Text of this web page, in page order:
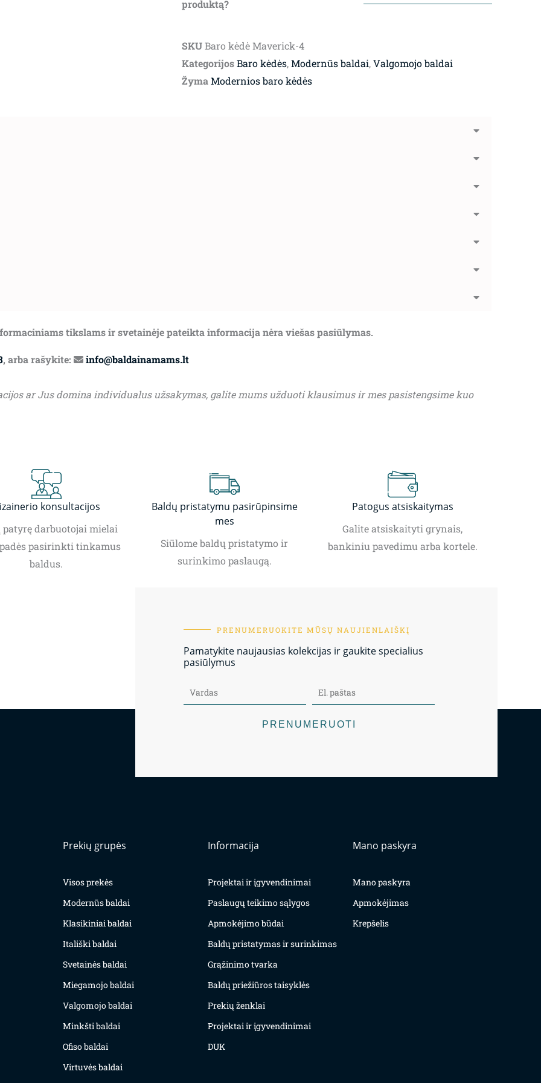
produktą?
SKUBaro kėdė Maverick-4
KategorijosBaro kėdės,Modernūs baldai,Valgomojo baldai
ŽymaModernios baro kėdės
tikslams ir svetainėje pateikta informacija nėra viešas pasiūlymas.
, arba rašykite: info@baldainamams.lt
ar Jus domina individualus užsakymas, galite mums užduoti klausimus ir mes pasistengsime kuo
konsultacijos
patyrę darbuotojai mielai
pasirinkti tinkamus
baldus.
Baldų pristatymu pasirūpinsime
mes
Siūlome baldų pristatymo ir
surinkimo paslaugą.
Patogus atsiskaitymas
Galite atsiskaityti grynais,
bankiniu pavedimu arba kortele.
PRENUMERUOKITE MŪSŲ NAUJIENLAIŠKĮ
Pamatykite naujausias kolekcijas ir gaukite specialius
pasiūlymus
PRENUMERUOTI
Prekių grupės
Visos prekės
Modernūs baldai
Klasikiniai baldai
Itališki baldai
Svetainės baldai
Miegamojo baldai
Valgomojo baldai
Minkšti baldai
Ofiso baldai
Virtuvės baldai
Informacija
Projektai ir įgyvendinimai
Paslaugų teikimo sąlygos
Apmokėjimo būdai
Baldų pristatymas ir surinkimas
Grąžinimo tvarka
Baldų priežiūros taisyklės
Prekių ženklai
Projektai ir įgyvendinimai
DUK
Mano paskyra
Mano paskyra
Apmokėjimas
Krepšelis